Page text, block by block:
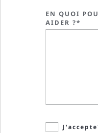
EN QUOI
AIDER ?*